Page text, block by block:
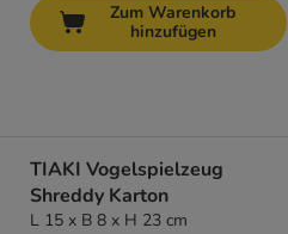
Zum Warenkorb
hinzufügen
TIAKI Vogelspielzeug
Shreddy Karton
L 15 x B 8 x H 23 cm